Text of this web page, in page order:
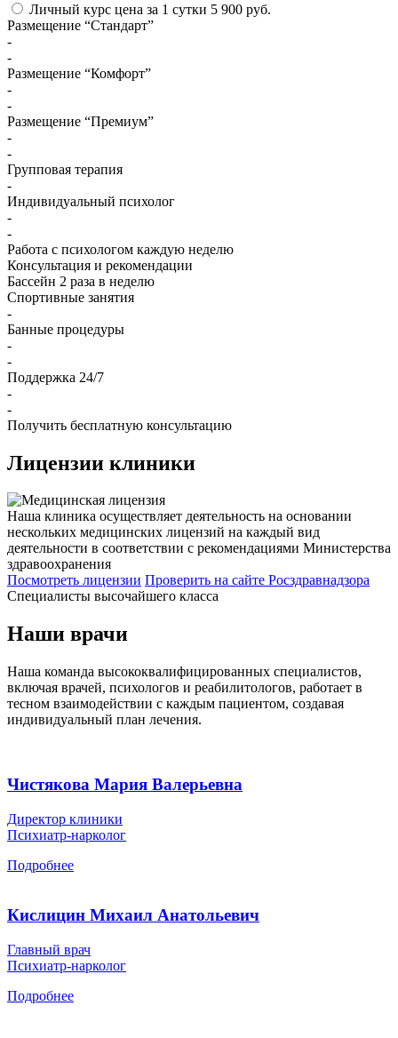
Личный курс цена за 1 сутки 5 900 руб.
Размещение “Стандарт”
-
-
Размещение “Комфорт”
-
-
Размещение “Премиум”
-
-
Групповая терапия
-
Индивидуальный психолог
-
-
Работа с психологом каждую неделю
Консультация и рекомендации
Бассейн 2 раза в неделю
Спортивные занятия
-
Банные процедуры
-
-
Поддержка 24/7
-
-
Получить бесплатную консультацию
Лицензии клиники
Наша клиника осуществляет деятельность на основании
нескольких медицинских лицензий на каждый вид
деятельности в соответствии с рекомендациями Министерства
здравоохранения
Посмотреть лицензии Проверить на сайте Росздравнадзора
Специалисты высочайшего класса
Наши врачи
Наша команда высококвалифицированных специалистов,
включая врачей, психологов и реабилитологов, работает в
тесном взаимодействии с каждым пациентом, создавая
индивидуальный план лечения.
Чистякова Мария Валерьевна
Директор клиники
Психиатр-нарколог
Подробнее
Кислицин Михаил Анатольевич
Главный врач
Психиатр-нарколог
Подробнее